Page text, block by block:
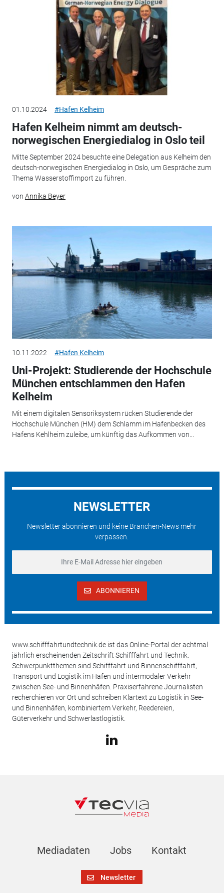
01.10.2024 #Hafen Kelheim
Hafen Kelheim nimmt am deutsch-
norwegischen Energiedialog in Oslo teil
Mitte September 2024 besuchte eine Delegation aus Kelheim den
deutsch-norwegischen Energiedialog in Oslo, um Gespräche zum
Thema Wasserstoffimport zu führen.
von Annika Beyer
10.11.2022 #Hafen Kelheim
Uni-Projekt: Studierende der Hochschule
München entschlammen den Hafen
Kelheim
Mit einem digitalen Sensoriksystem rücken Studierende der
Hochschule München (HM) dem Schlamm im Hafenbecken des
Hafens Kehlheim zuleibe, um künftig das Aufkommen von...
NEWSLETTER
Newsletter abonnieren und keine Branchen-News mehr
verpassen.
ABONNIEREN
www.schifffahrtundtechnik.de ist das Online-Portal der achtmal
jährlich erscheinenden Zeitschrift Schifffahrt und Technik.
Schwerpunktthemen sind Schifffahrt und Binnenschifffahrt,
Transport und Logistik im Hafen und intermodaler Verkehr
zwischen See- und Binnenhäfen. Praxiserfahrene Journalisten
recherchieren vor Ort und schreiben Klartext zu Logistik in See-
und Binnenhäfen, kombiniertem Verkehr, Reedereien,
Güterverkehr und Schwerlastlogistik.
Mediadaten Jobs Kontakt
Newsletter